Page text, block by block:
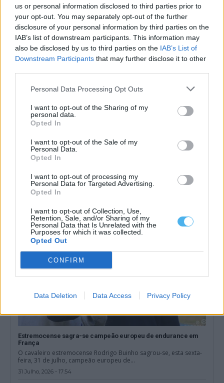
us or personal information disclosed to third parties prior to
your opt-out. You may separately opt-out of the further
disclosure of your personal information by third parties on the
IAB’s list of downstream participants. This information may
also be disclosed by us to third parties on the IAB’s List of
Downstream Participants that may further disclose it to other
Personal Data Processing Opt Outs
I want to opt-out of the Sharing of my
personal data.
Opted In
I want to opt-out of the Sale of my
Personal Data.
Opted In
I want to opt-out of processing my
Personal Data for Targeted Advertising.
Opted In
I want to opt-out of Collection, Use,
Retention, Sale, and/or Sharing of my
Personal Data that Is Unrelated with the
Purposes for which it was collected.
Opted Out
CONFIRM
Data Deletion Data Access Privacy Policy
3 Agosto, 2026 - 10:54
Cinco clubes do Alentejo disputam final regional da Medida
Mérito 2026
Desporto e Juventude (IPDJ) selecionou...
31 Julho, 2026 - 20:00
Estremocense sagra-se campeão europeu de endurance em
França
O cavaleiro estremocense Rodrigo Buinho sagrou-se, esta sexta-
feira, 31 de julho, campeão europeu de...
31 Julho, 2026 - 17:54